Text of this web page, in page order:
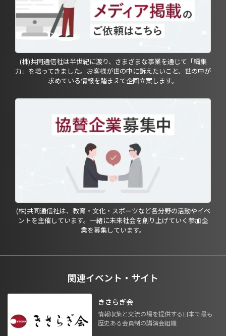
(株)共同通信社は半世紀に渡り、さまざまな事業を通じて「編集
力」を培ってきました。お客様が世の中に訴えたいこと、世の中が
求めている情報を踏まえて企画立案します。
(株)共同通信社は、教育・文化・スポーツなど各分野の活動やイベ
ントを主催しています。一緒に未来社会を創り上げていく参加企
業を募集しています。
関連イベント・サイト
きさらぎ会
情報収集と交流の場を提供する日本で最も
歴史ある会員制の講演会組織